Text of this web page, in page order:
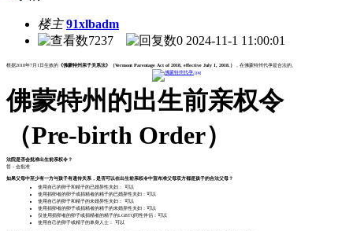
楼主 91xlbadm
7237
0 2024-11-1 11:00:01
根据2018年7月1日生效的 《佛蒙特州亲子关系法》（Vermont Parentage Act of 2018, effective July 1, 2018.） ，在佛蒙特州代孕是合法的。
佛蒙特州的出生前亲权令
（Pre-birth Order）
法院是否会批准出生前亲权令？
答：会批准
如果父母中至少有一方与孩子有遗传关系，是否可以在出生前亲权令中宣布准父母双方都是孩子的合法父母？
使用自己的卵子和精子的已婚异性夫妇： 可以
使用捐卵者的卵子或捐精者的精子的已婚异性夫妇：可以
使用自己的卵子和精子的未婚异性夫妇： 可以
使用捐卵者的卵子或捐精者的精子的未婚异性夫妇：可以
仅使用捐卵者的卵子或捐精者的精子的LGBTQ同性伴侣：可以
使用自己的卵子或精子的单身人士： 可以